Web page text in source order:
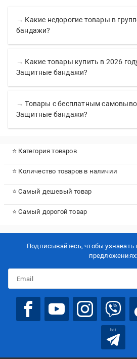
→ Какие недорогие товары в
бандажи?
→ Какие товары купить в 2026
Защитные бандажи?
→ Товары с бесплатным
Защитные бандажи?
⭐ Категория товаров
⭐ Количество товаров в наличии
⭐ Самый дешевый товар
⭐ Самый дорогой товар
Подписывайтесь, чтобы
предложениях:
bot